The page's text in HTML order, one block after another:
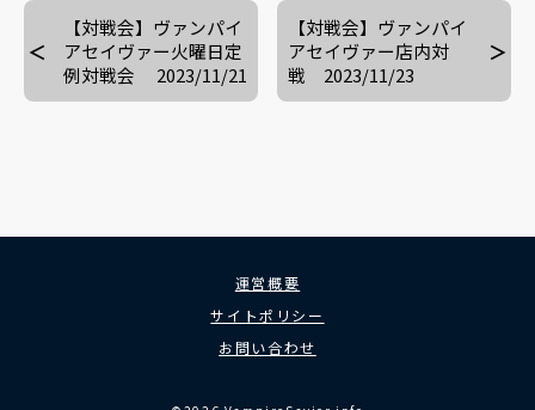
【対戦会】ヴァンパイ
アセイヴァー火曜日定
例対戦会 2023/11/21
【対戦会】ヴァンパイ
アセイヴァー店内対
戦 2023/11/23
運営概要
サイトポリシー
お問い合わせ